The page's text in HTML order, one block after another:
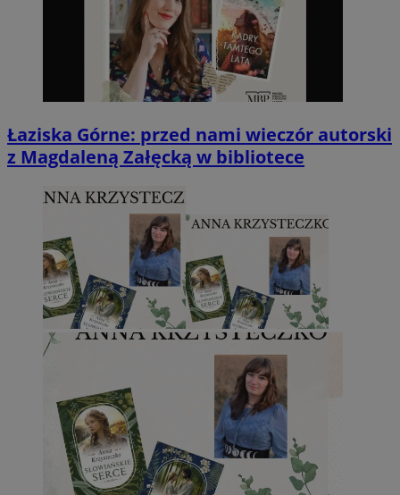
Łaziska Górne: przed nami wieczór autorski
z Magdaleną Załęcką w bibliotece